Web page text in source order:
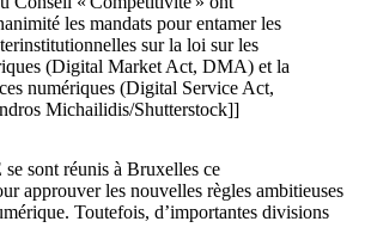
les mandats pour entamer les
sur la loi sur les
(Digital Market Act, DMA) et la
numériques (Digital Service Act,
Michailidis/Shutterstock]]
sont réunis à Bruxelles ce
approuver les nouvelles règles ambitieuses
Toutefois, d’importantes divisions